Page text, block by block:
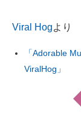
Viral Hogより
「Adorable
ViralHog」